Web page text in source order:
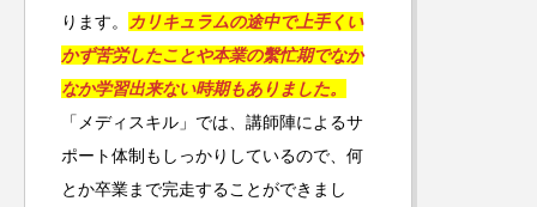
ります。 カリキュラムの途中で上手くい
かず苦労したことや本業の繫忙期でなか
なか学習出来ない時期もありました。
「メディスキル」では、講師陣によるサ
ポート体制もしっかりしているので、何
とか卒業まで完走することができまし